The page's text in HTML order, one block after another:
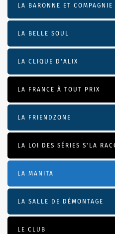
LA BARONNE ET COMPAGNIE
LA BELLE SOUL
LA CLIQUE D'ALIX
LA FRANCE À TOUT PRIX
LA FRIENDZONE
LA LOI DES SÉRIES S'LA
LA MANITA
LA SALLE DE DÉMONTAGE
LE CLUB